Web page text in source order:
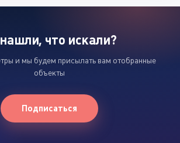
что искали?
и мы будем присылать вам отобранные
объекты
Подписаться